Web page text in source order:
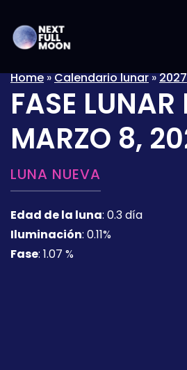
Home»Calendario lunar»2027
FASE LUNAR
MARZO 8,
LUNA NUEVA
Edad de la luna: 0.3 día
Iluminación: 0.11%
Fase: 1.07 %